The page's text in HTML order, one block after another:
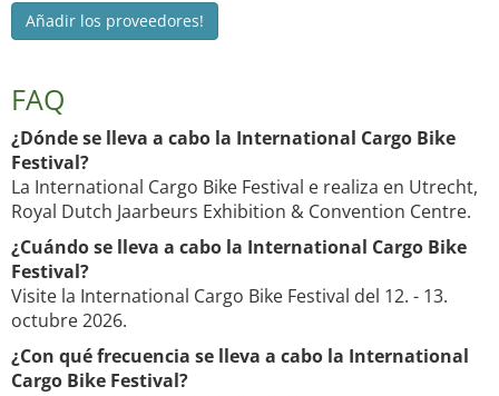
Añadir los proveedores!
FAQ
¿Dónde se lleva a cabo la International Cargo Bike
Festival?
La International Cargo Bike Festival e realiza en Utrecht,
Royal Dutch Jaarbeurs Exhibition & Convention Centre.
¿Cuándo se lleva a cabo la International Cargo Bike
Festival?
Visite la International Cargo Bike Festival del 12. - 13.
octubre 2026.
¿Con qué frecuencia se lleva a cabo la International
Cargo Bike Festival?